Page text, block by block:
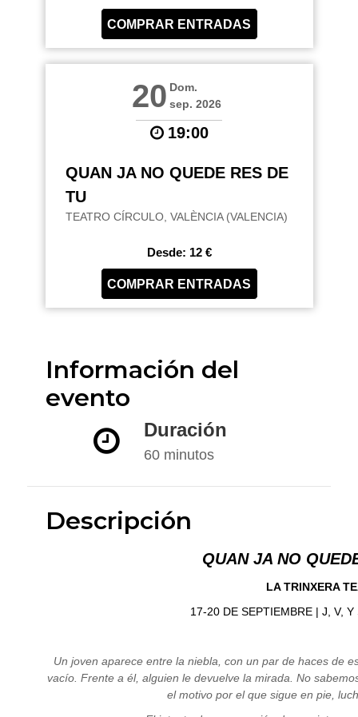
COMPRAR ENTRADAS
20 Dom.
sep. 2026
19:00
QUAN JA NO QUEDE RES DE
TU
TEATRO CÍRCULO, VALÈNCIA (VALENCIA)
Desde: 12 €
COMPRAR ENTRADAS
Información del
evento
Duración
60 minutos
Descripción
QUAN JA NO
LA TRINXERA
17-20 DE SEPTIEMBRE | J, V,
Un joven aparece entre la niebla, con un par de haces de
vacío. Frente a él, alguien le devuelve la mirada. No
el motivo por el que sigue en pie,